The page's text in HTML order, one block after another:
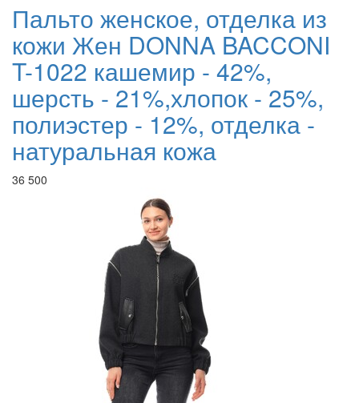
Пальто женское, отделка из
кожи Жен DONNA BACCONI
T-1022 кашемир - 42%,
шерсть - 21%,хлопок - 25%,
полиэстер - 12%, отделка -
натуральная кожа
36 500